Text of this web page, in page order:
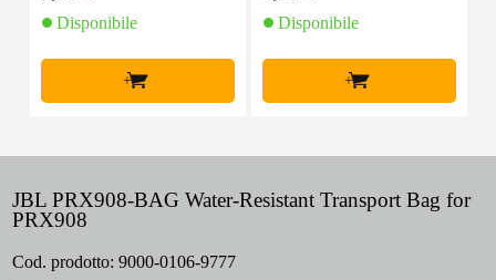
Disponibile
+
Disponibile
+
JBL PRX908-BAG Water-Resistant Transport Bag for
PRX908
Cod. prodotto: 9000-0106-9777